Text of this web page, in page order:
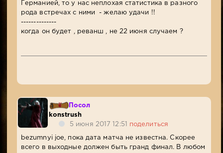
Германией, то у нас неплохая статистика в разного
рода встречах с ними - желаю удачи !!
--------------
когда он будет , реванш , не 22 июня случаем ?
Посол
konstrush
5 июня 2017 12:51 поделиться
bezumnyi joe, пока дата матча не известна. Скорее
всего в выходные должен быть гранд финал. В любом